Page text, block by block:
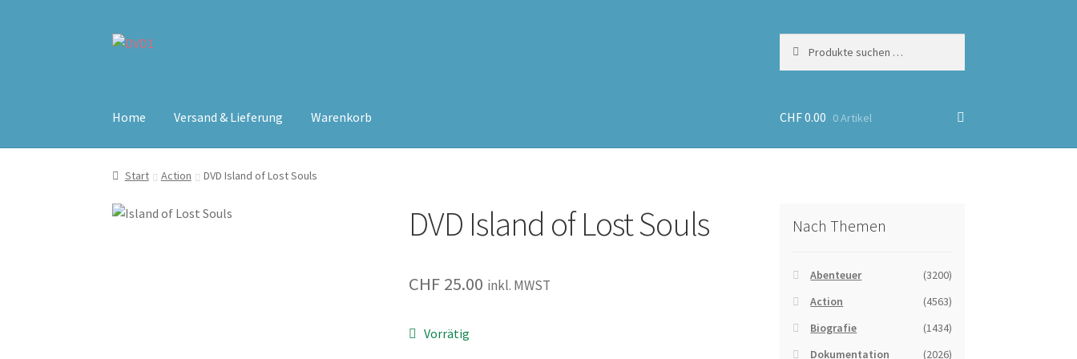
Zur
Zum
nach:
Home Versand & Lieferung Warenkorb CHF0.00 0 Artikel
Start Action DVD Island of Lost Souls
DVD Island of Lost Souls
CHF 25.00 inkl. MWST
Vorrätig
Nach Themen
Abenteuer
(3200)
Action
(4563)
Biografie
(1434)
Dokumentation
(2026)